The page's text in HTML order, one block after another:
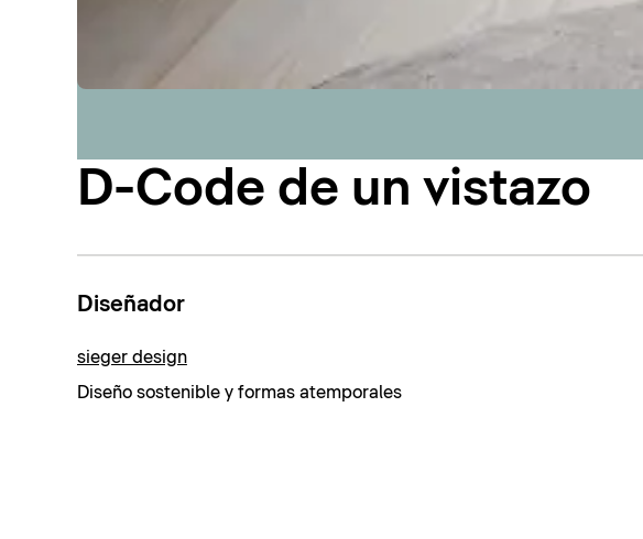
D-Code de un vistazo
Diseñador
sieger design
Diseño sostenible y formas atemporales